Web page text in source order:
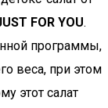
FOR YOU.
программы,
веса, при этом
этот салат